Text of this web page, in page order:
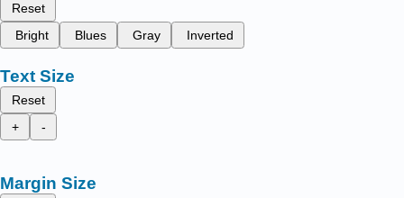
Reset
Bright
Blues Gray Inverted
Text Size
Reset
+
-
Margin Size